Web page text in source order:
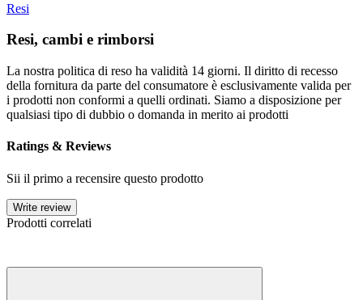
Resi
Resi, cambi e rimborsi
La nostra politica di reso ha validità 14 giorni. Il diritto di recesso
della fornitura da parte del consumatore è esclusivamente valida per
i prodotti non conformi a quelli ordinati. Siamo a disposizione per
qualsiasi tipo di dubbio o domanda in merito ai prodotti
Ratings & Reviews
Sii il primo a recensire questo prodotto
Write review
Prodotti correlati